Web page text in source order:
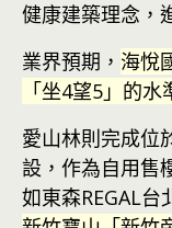
健康建築理念，
業界預期， 海悅
「坐4望5」的水
愛山林則完成位
設，作為自用售
如東森REGAL台